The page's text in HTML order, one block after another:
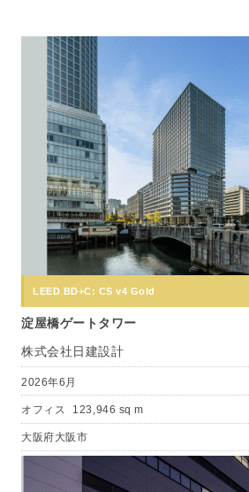
LEED BD+C: CS v4 Gold
淀屋橋ゲートタワー
株式会社日建設計
2026年6月
オフィス 123,946 sq m
大阪府大阪市